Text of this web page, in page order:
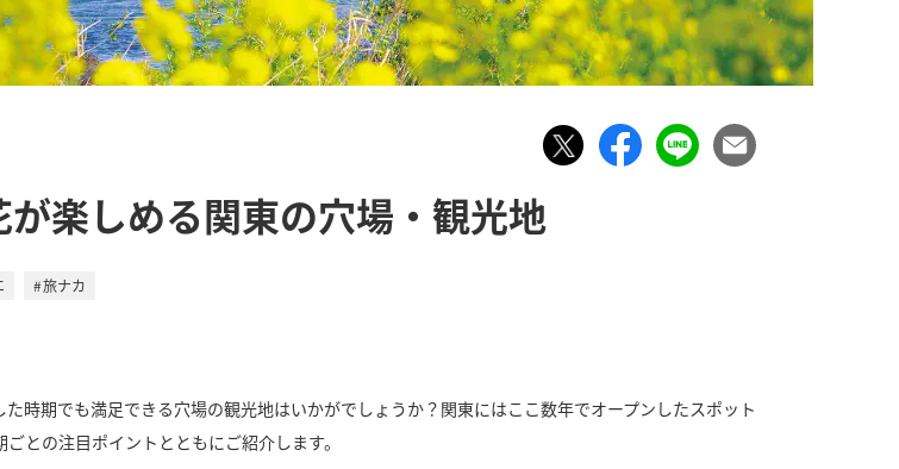
楽しめる関東の穴場・観光地
旅ナカ
時期でも満足できる穴場の観光地はいかがでしょうか？関東にはここ数年でオープンしたスポット
との注目ポイントとともにご紹介します。